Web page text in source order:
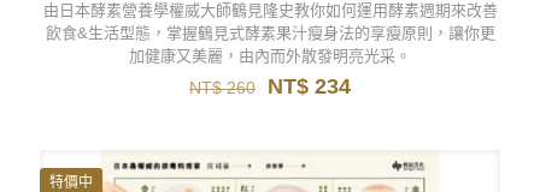
由日本酵素營養學權威大師鶴見隆史教你如何運用酵素週期來改善
飲食&生活型態，掌握鶴見式酵素果汁瘦身法的享瘦原則，讓你更
加健康又美麗，由內而外散發明亮光采。
NT$260
原
格：
NT$ 260。
NT$ 234目
格：
NT$ 234。
特價中